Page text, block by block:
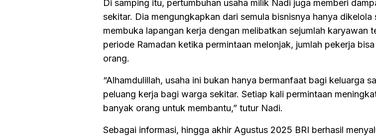
Di samping itu, pertumbuhan usaha milik Nadi juga memberi
sekitar. Dia mengungkapkan dari semula bisnisnya hanya dikelola
membuka lapangan kerja dengan melibatkan sejumlah karyawan
periode Ramadan ketika permintaan melonjak, jumlah pekerja
orang.
“Alhamdulillah, usaha ini bukan hanya bermanfaat bagi keluarga
peluang kerja bagi warga sekitar. Setiap kali permintaan
banyak orang untuk membantu,” tutur Nadi.
Sebagai informasi, hingga akhir Agustus 2025 BRI berhasil